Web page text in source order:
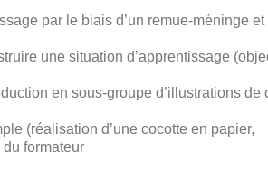
par le biais d’un remue-méninge et
une situation d’apprentissage
en sous-groupe d’illustrations de
(réalisation d’une cocotte en papier,
formateur